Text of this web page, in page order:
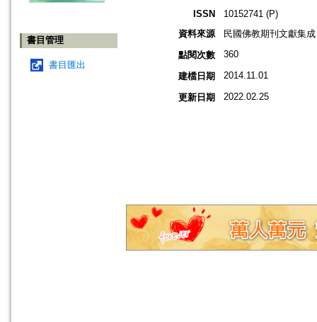
書目管理
書目匯出
ISSN
10152741 (P)
資料來源
民國佛教期刊文獻集
點閱次數
360
建檔日期 2014.11.01
更新日期 2022.02.25